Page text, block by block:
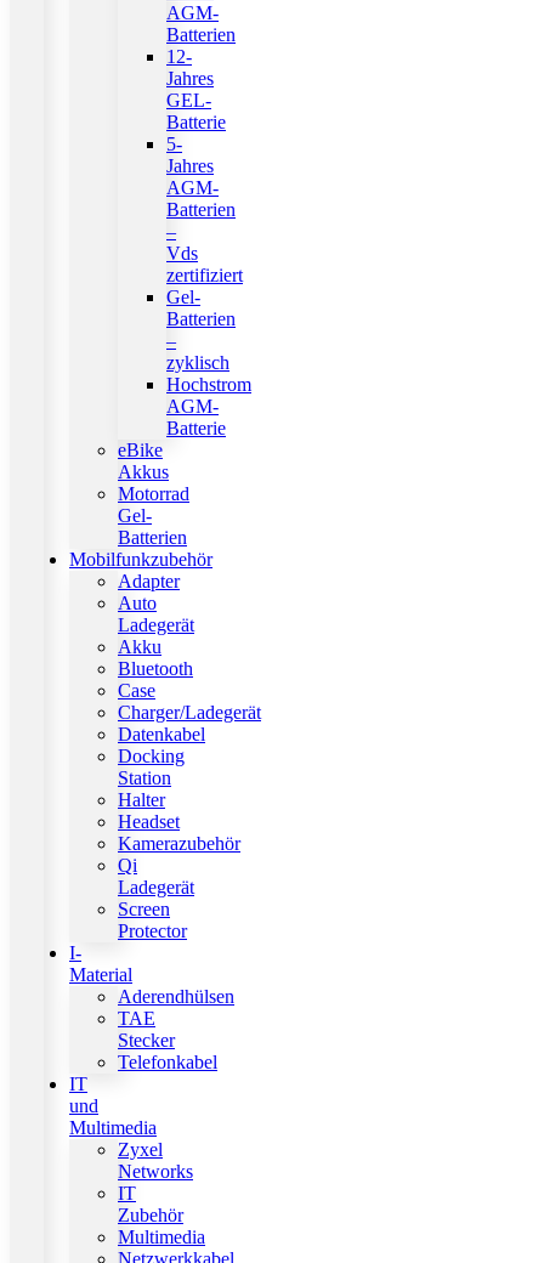
AGM-
Batterien
12-
Jahres
GEL-
Batterie
5-
Jahres
AGM-
Batterien
–
Vds
zertifiziert
Gel-
Batterien
–
zyklisch
Hochstrom
AGM-
Batterie
eBike
Akkus
Motorrad
Gel-
Batterien
Mobilfunkzubehör
Adapter
Auto
Ladegerät
Akku
Bluetooth
Case
Charger/Ladegerät
Datenkabel
Docking
Station
Halter
Headset
Kamerazubehör
Qi
Ladegerät
Screen
Protector
I-
Material
Aderendhülsen
TAE
Stecker
Telefonkabel
IT
und
Multimedia
Zyxel
Networks
IT
Zubehör
Multimedia
Netzwerkkabel